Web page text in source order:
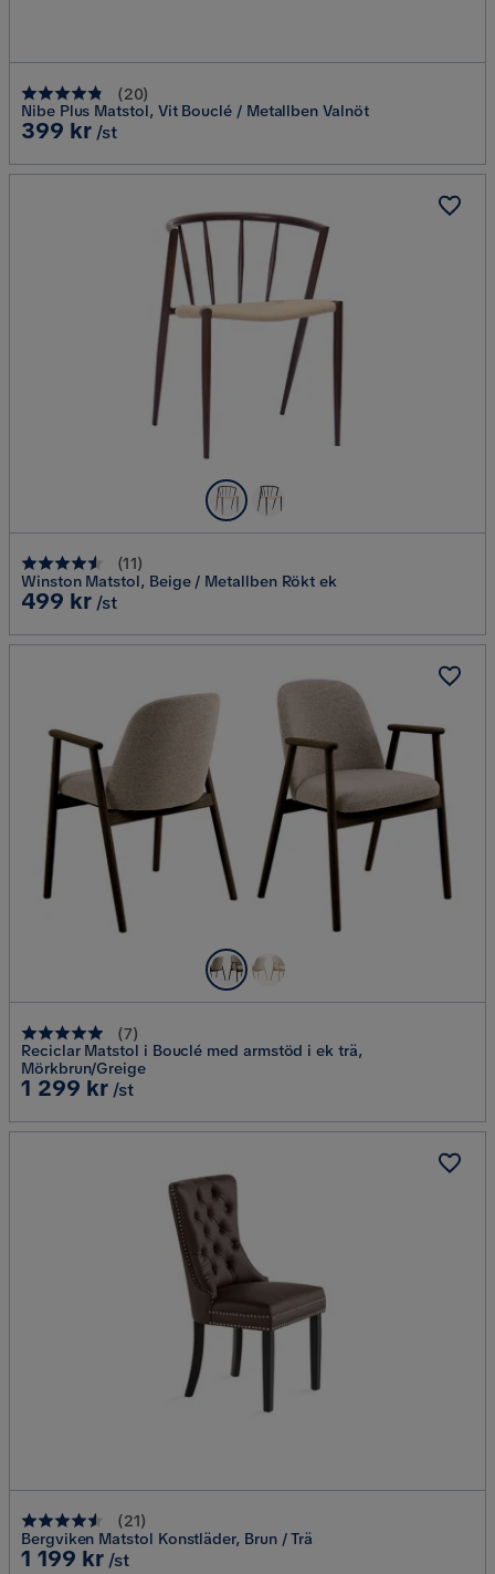
(20)
Nibe Plus Matstol, Vit Bouclé / Metallben Valnöt
Pris
399 kr /st
(11)
Winston Matstol, Beige / Metallben Rökt ek
Pris
499 kr /st
(7)
Reciclar Matstol i Bouclé med armstöd i ek trä,
Mörkbrun/Greige
Pris
1 299 kr /st
(21)
Bergviken Matstol Konstläder, Brun / Trä
Pris
1 199 kr /st